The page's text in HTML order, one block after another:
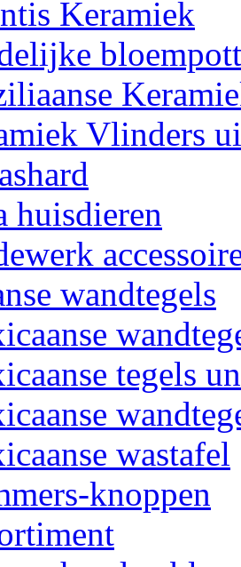
Keramiek
Vlinders
huisdieren
wandtegels
tegels
wastafel
knoppen